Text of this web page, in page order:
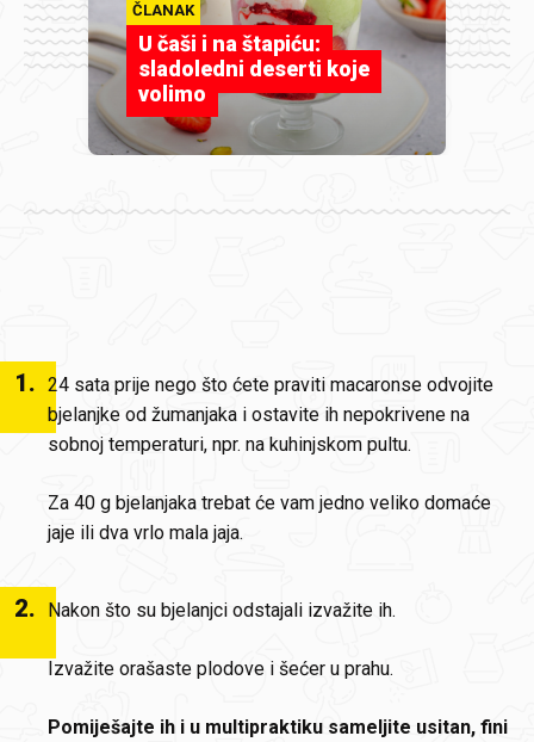
ČLANAK
U čaši i na štapiću:
sladoledni deserti koje
volimo
1. 24 sata prije nego što ćete praviti macaronse odvojite
bjelanjke od žumanjaka i ostavite ih nepokrivene na
sobnoj temperaturi, npr. na kuhinjskom pultu.
Za 40 g bjelanjaka trebat će vam jedno veliko domaće
jaje ili dva vrlo mala jaja.
2. Nakon što su bjelanjci odstajali izvažite ih.
Izvažite orašaste plodove i šećer u prahu.
Pomiješajte ih i u multipraktiku sameljite usitan, fini